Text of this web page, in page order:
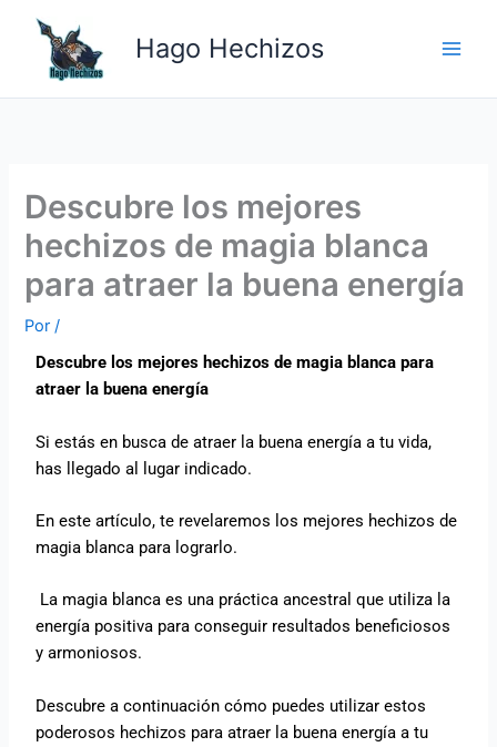
contenido
Hago Hechizos
Descubre los mejores
hechizos de magia blanca
para atraer la buena energía
Por/
Descubre los mejores hechizos de magia blanca para
atraer la buena energía
Si estás en busca de atraer la buena energía a tu vida,
has llegado al lugar indicado.
En este artículo, te revelaremos los mejores hechizos de
magia blanca para lograrlo.
La magia blanca es una práctica ancestral que utiliza la
energía positiva para conseguir resultados beneficiosos
y armoniosos.
Descubre a continuación cómo puedes utilizar estos
poderosos hechizos para atraer la buena energía a tu